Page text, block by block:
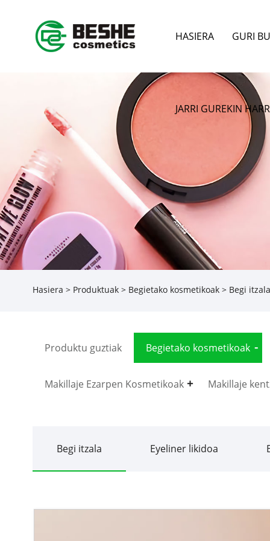
HASIERA GURI
JARRI GUREKIN
Hasiera > Produktuak> Begietako kosmetikoak> Begi itzala
Produktu guztiak Begietako kosmetikoak
Makillaje Ezarpen Kosmetikoak Makillaje
Begi itzala Eyeliner likidoa